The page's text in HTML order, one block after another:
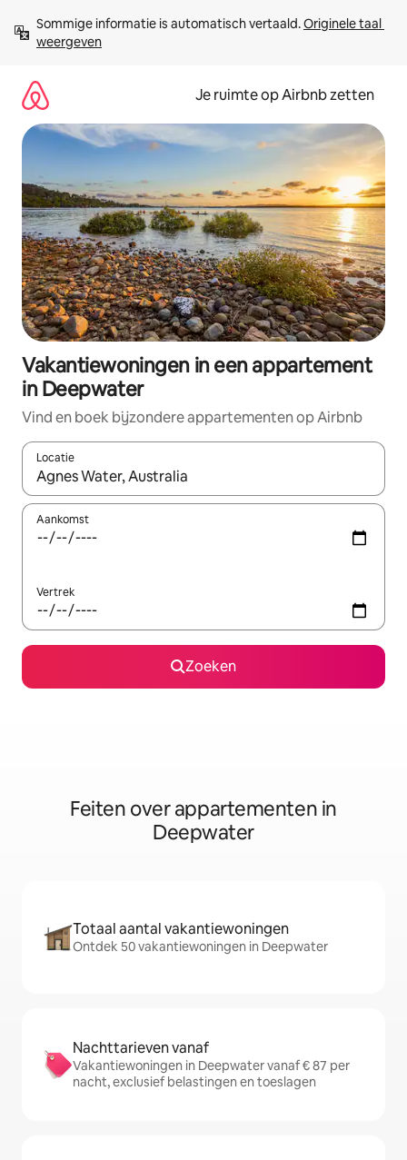
direct
naar
Sommige informatie is automatisch vertaald. Originele taal
weergeven
Je ruimte op Airbnb zetten
Vakantiewoningen in een appartement
in Deepwater
Vind en boek bijzondere appartementen op Airbnb
Locatie
Wanneer er suggesties beschikbaar zijn, maak je een keuze
Aankomst
Vertrek
Zoeken
Feiten over appartementen in
Deepwater
Totaal aantal vakantiewoningen
Ontdek 50 vakantiewoningen in Deepwater
Nachttarieven vanaf
Vakantiewoningen in Deepwater vanaf € 87 per
nacht, exclusief belastingen en toeslagen